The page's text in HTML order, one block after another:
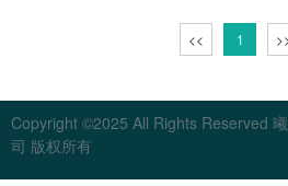
<< 1
Copyright ©2025 All Rights Reserved
司 版权所有